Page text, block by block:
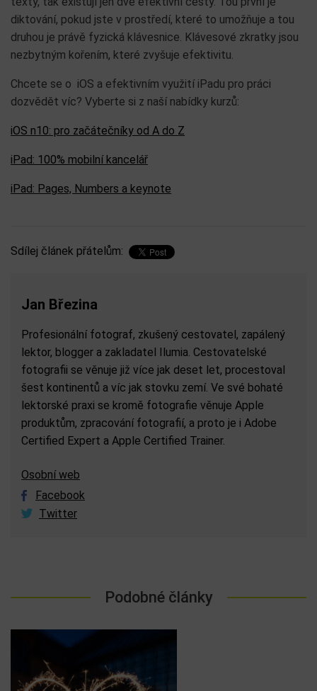
diktování, pokud jste v prostředí, které to umožňuje a tou
druhou je právě fyzická klávesnice. Klávesové zkratky jsou
nezbytným kořením, které zvyšuje efektivitu.
Chcete se o iOS a efektivním využití iPadu pro práci
dozvědět víc? Vyberte si z naší nabídky kurzů:
iOS n10: pro začátečníky od A do Z
iPad: 100% mobilní kancelář
iPad: Pages, Numbers a keynote
Sdílej článek přátelům:
Jan Březina
Profesionální fotograf, zkušený cestovatel, zapálený
lektor, blogger a zakladatel Ilumia. Cestovatelské
fotografii se věnuje již více jak deset let, procestoval
šest kontinentů a víc jak stovku zemí. Ve své bohaté
lektorské praxi se kromě fotografie věnuje Apple
produktům, zpracování fotografií, a proto je i Adobe
Certified Expert a Apple Certified Trainer.
Osobní web
Facebook
Twitter
Podobné články